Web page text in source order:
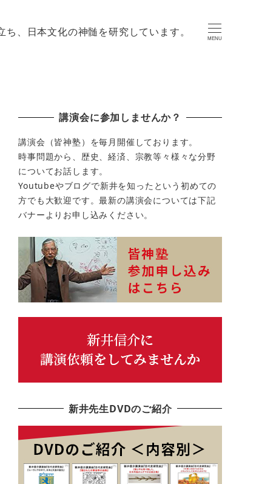
、日本文化の神髄を研究しています。
MENU
講演会に参加しませんか？
講演会（皆神塾）を毎月開催しております。
時事問題から、歴史、経済、宗教等々様々な分野
についてお話します。
Youtubeやブログで新井を知ったという初めての
方でも大歓迎です。最新の講演会については下記
バナーよりお申し込みください。
新井先生DVDのご紹介